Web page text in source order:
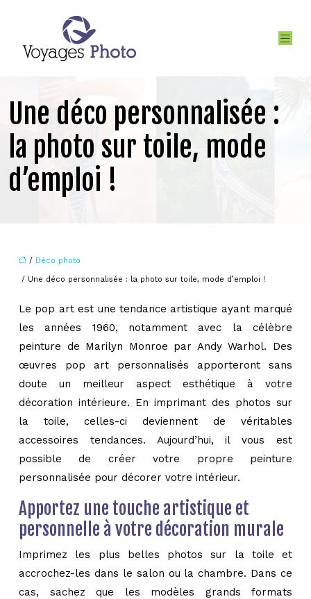
Une déco personnalisée :
la photo sur toile, mode
d’emploi !
/ Déco photo
/ Une déco personnalisée : la photo sur toile, mode d’emploi !
Le pop art est une tendance artistique ayant marqué
les années 1960, notamment avec la célèbre
peinture de Marilyn Monroe par Andy Warhol. Des
œuvres pop art personnalisés apporteront sans
doute un meilleur aspect esthétique à votre
décoration intérieure. En imprimant des photos sur
la toile, celles-ci deviennent de véritables
accessoires tendances. Aujourd’hui, il vous est
possible de créer votre propre peinture
personnalisée pour décorer votre intérieur.
Apportez une touche artistique et
personnelle à votre décoration murale
Imprimez les plus belles photos sur la toile et
accrochez-les dans le salon ou la chambre. Dans ce
cas, sachez que les modèles grands formats